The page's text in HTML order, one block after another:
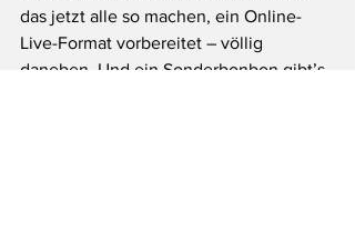
das jetzt alle so machen, ein Online-
Live-Format vorbereitet – völlig
daneben. Und ein Sonderbonbon gibt’s